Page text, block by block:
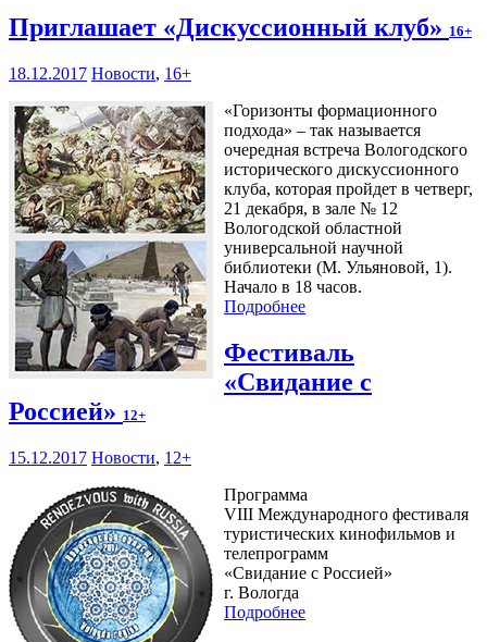
Приглашает «Дискуссионный клуб» 16+
18.12.2017 Новости, 16+
«Горизонты формационного
подхода» – так называется
очередная встреча Вологодского
исторического дискуссионного
клуба, которая пройдет в четверг,
21 декабря, в зале № 12
Вологодской областной
универсальной научной
библиотеки (М. Ульяновой, 1).
Начало в 18 часов.
Подробнее
Фестиваль
«Свидание с
Россией» 12+
15.12.2017 Новости, 12+
Программа
VIII Международного фестиваля
туристических кинофильмов и
телепрограмм
«Свидание с Россией»
г. Вологда
Подробнее